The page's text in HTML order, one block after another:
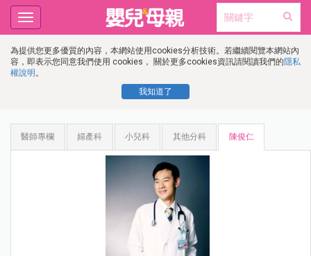
為提供您更多優質的內容，本網站使用cookies分析技術。若繼續閱覽本網站內
容，即表示您同意我們使用 cookies， 關於更多cookies資訊請閱讀我們的隱私
權說明 。
我知道了
Toggle
navigation
醫師專欄 婦產科 小兒科 其他分科 陳俊仁